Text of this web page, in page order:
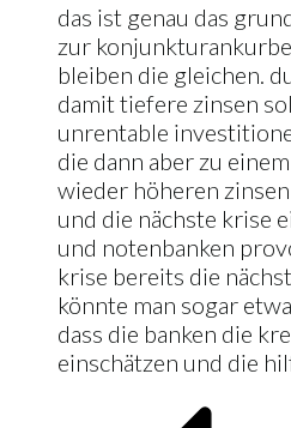
das ist genau das
zur
bleiben die gleichen.
damit tiefere zinsen
unrentable
die dann aber zu
wieder höheren
und die nächste krise
und notenbanken
krise bereits die
könnte man sogar
dass die banken die
einschätzen und die